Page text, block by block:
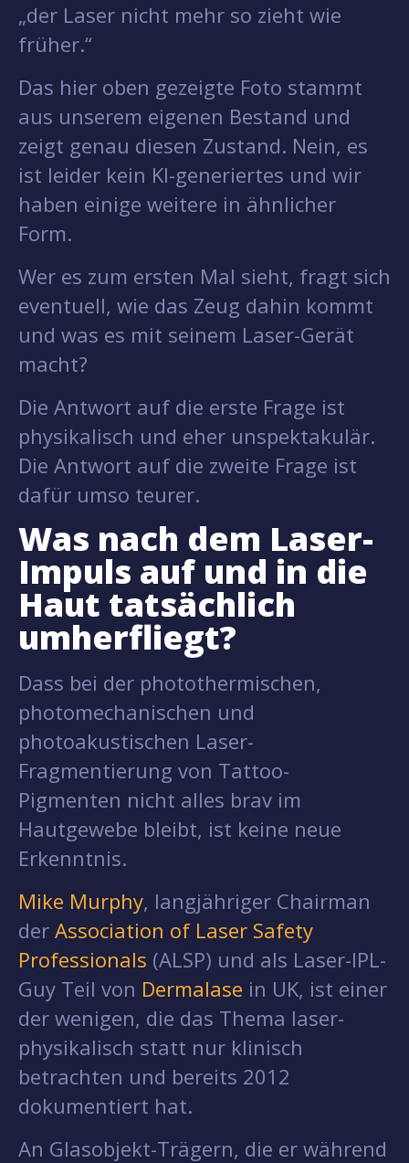
„der Laser nicht mehr so zieht wie
früher.“
Das hier oben gezeigte Foto stammt
aus unserem eigenen Bestand und
zeigt genau diesen Zustand. Nein, es
ist leider kein KI-generiertes und wir
haben einige weitere in ähnlicher
Form.
Wer es zum ersten Mal sieht, fragt sich
eventuell, wie das Zeug dahin kommt
und was es mit seinem Laser-Gerät
macht?
Die Antwort auf die erste Frage ist
physikalisch und eher unspektakulär.
Die Antwort auf die zweite Frage ist
dafür umso teurer.
Was nach dem Laser-
Impuls auf und in die
Haut tatsächlich
umherfliegt?
Dass bei der photothermischen,
photomechanischen und
photoakustischen Laser-
Fragmentierung von Tattoo-
Pigmenten nicht alles brav im
Hautgewebe bleibt, ist keine neue
Erkenntnis.
Mike Murphy, langjähriger Chairman
der Association of Laser Safety
Professionals (ALSP) und als Laser-IPL-
Guy Teil von Dermalase in UK, ist einer
der wenigen, die das Thema laser-
physikalisch statt nur klinisch
betrachten und bereits 2012
dokumentiert hat.
An Glasobjekt-Trägern, die er während